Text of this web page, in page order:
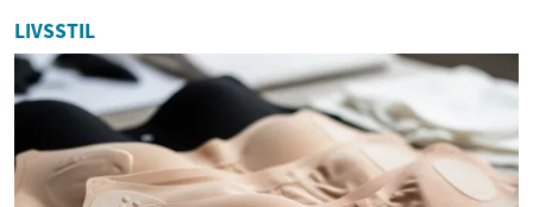
LIVSSTIL